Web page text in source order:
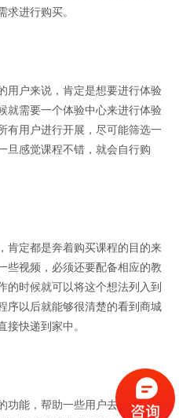
求进行购买。
用户来说，肯定是想要进行体验
就需要一个体验中心来进行体验
有用户进行开展，尽可能筛选一
旦感觉课程不错，就会自行购
肯定都是奔着购买课程的目的来
些视频，必须还要配备相应的教
的时候就可以将这个想法列入到
序以后就能够很清楚的看到商城
接快递到家中。
功能，帮助一些用户去解决使用